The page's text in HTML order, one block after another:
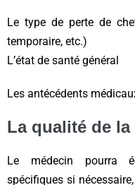
Le type de perte de
temporaire, etc.)
L’état de santé général
Les antécédents
La qualité de
Le médecin pourra
spécifiques si